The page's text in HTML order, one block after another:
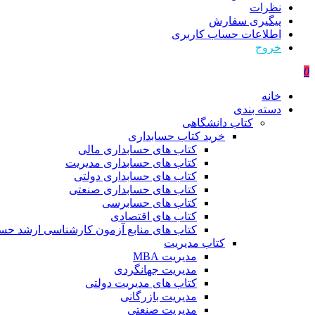
نظرات
پیگیری سفارش
اطلاعات حساب كاربری
خروج
0
خانه
دسته بندی
کتاب دانشگاهی
خرید کتاب حسابداری
کتاب های حسابداری مالی
کتاب های حسابداری مدیریت
کتاب های حسابداری دولتی
کتاب های حسابداری صنعتی
کتاب های حسابرسی
کتاب های اقتصادی
کتاب های منابع آزمون کارشناسی ارشد
کتاب مدیریت
مدیریت MBA
مدیریت جهانگردی
کتاب های مدیریت دولتی
مدیریت بازرگانی
مدیریت صنعتی